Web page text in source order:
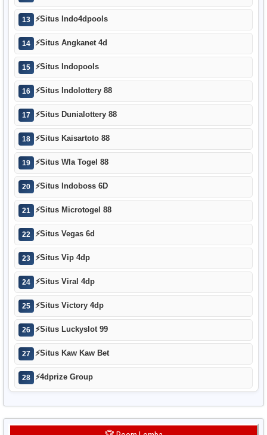
13 ⚡Situs Indo4dpools
14 ⚡Situs Angkanet 4d
15 ⚡Situs Indopools
16 ⚡Situs Indolottery 88
17 ⚡Situs Dunialottery 88
18 ⚡Situs Kaisartoto 88
19 ⚡Situs Wla Togel 88
20 ⚡Situs Indoboss 6D
21 ⚡Situs Microtogel 88
22 ⚡Situs Vegas 6d
23 ⚡Situs Vip 4dp
24 ⚡Situs Viral 4dp
25 ⚡Situs Victory 4dp
26 ⚡Situs Luckyslot 99
27 ⚡Situs Kaw Kaw Bet
28 ⚡4dprize Group